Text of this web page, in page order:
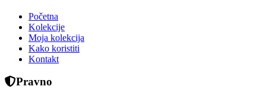
Početna
Kolekcije
Moja kolekcija
Kako koristiti
Kontakt
Pravno